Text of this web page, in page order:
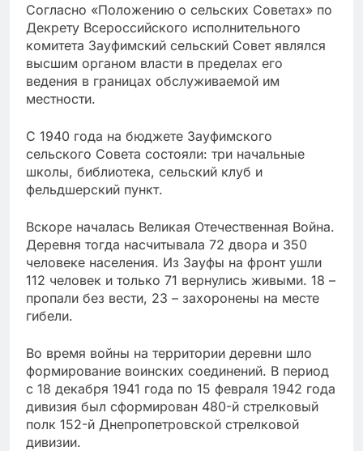
Согласно «Положению о сельских Советах» по
Декрету Всероссийского исполнительного
комитета Зауфимский сельский Совет являлся
высшим органом власти в пределах его
ведения в границах обслуживаемой им
местности.
С 1940 года на бюджете Зауфимского
сельского Совета состояли: три начальные
школы, библиотека, сельский клуб и
фельдшерский пункт.
Вскоре началась Великая Отечественная Война.
Деревня тогда насчитывала 72 двора и 350
человеке населения. Из Зауфы на фронт ушли
112 человек и только 71 вернулись живыми. 18 –
пропали без вести, 23 – захоронены на месте
гибели.
Во время войны на территории деревни шло
формирование воинских соединений. В период
с 18 декабря 1941 года по 15 февраля 1942 года
дивизия был сформирован 480-й стрелковый
полк 152-й Днепропетровской стрелковой
дивизии.